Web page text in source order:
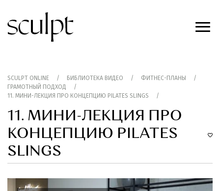
SCULPT ONLINE / БИБЛИОТЕКА ВИДЕО / ФИТНЕС-ПЛАНЫ
/
ГРАМОТНЫЙ ПОДХОД
/
11. МИНИ-ЛЕКЦИЯ ПРО КОНЦЕПЦИЮ PILATES SLINGS
/
11. МИНИ-ЛЕКЦИЯ ПРО
КОНЦЕПЦИЮ PILATES
SLINGS